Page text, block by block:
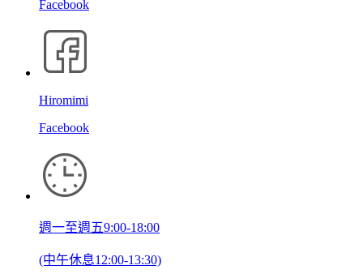
Facebook
Hiromimi
Facebook
週一至週五9:00-18:00
(中午休息12:00-13:30)